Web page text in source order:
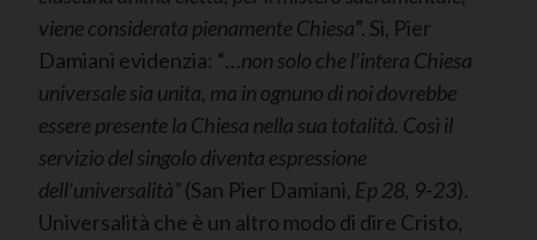
viene considerata pienamente Chiesa”. Sì, Pier
Damiani evidenzia: “…non solo che l’intera Chiesa
universale sia unita, ma in ognuno di noi dovrebbe
essere presente la Chiesa nella sua totalità. Così il
servizio del singolo diventa espressione
dell’universalità”(San Pier Damiani, Ep28, 9-23).
Universalità che è un altro modo di dire Cristo,